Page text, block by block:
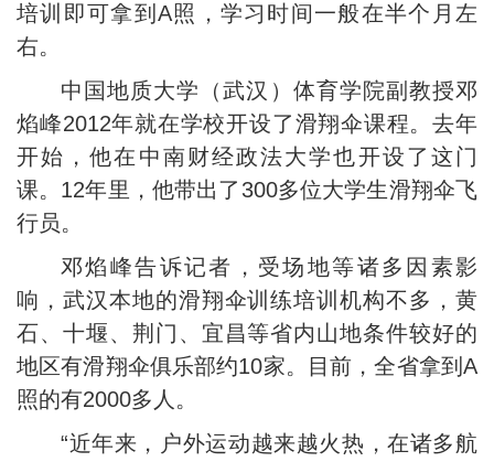
培训即可拿到A照，学习时间一般在半个月左
右。
中国地质大学（武汉）体育学院副教授邓
焰峰2012年就在学校开设了滑翔伞课程。去年
开始，他在中南财经政法大学也开设了这门
课。12年里，他带出了300多位大学生滑翔伞飞
行员。
邓焰峰告诉记者，受场地等诸多因素影
响，武汉本地的滑翔伞训练培训机构不多，黄
石、十堰、荆门、宜昌等省内山地条件较好的
地区有滑翔伞俱乐部约10家。目前，全省拿到A
照的有2000多人。
“近年来，户外运动越来越火热，在诸多航